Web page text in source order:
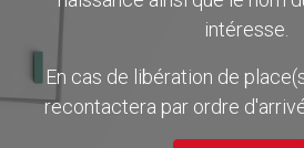
intéresse.
En cas de libération de
recontactera par ordre